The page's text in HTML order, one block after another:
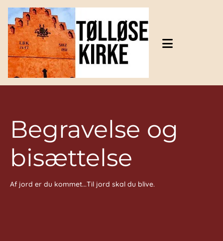
Gå til indhold
Begravelse og
bisættelse
Af jord er du kommet...Til jord skal du blive.